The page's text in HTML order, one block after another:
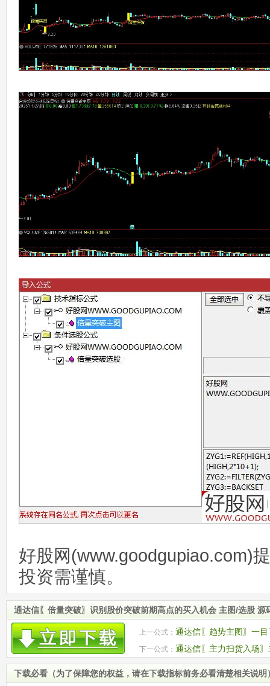
好股网(www.goodgupiao.com)
投资需谨慎。
通达信〖倍量突破〗识别股价突破前期高点的买入机会 主图/选股 源
上一公式： 通达信〖趋势主图〗一
下一公式： 通达信〖主力扫货入场
下载必看（为了保障您的权益，请在下载指标前务必看清楚相关说明